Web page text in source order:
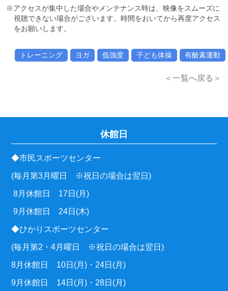
※アクセスが集中した場合やメンテナンス時は、映像をスムーズに
視聴できない場合がございます。時間をおいてから再度アクセス
をお願いします。
トレーニング ヨガ 低強度 子ども体操 有酸素運動
＜一覧へ戻る＞
休館日
◆市民スポーツセンター
(毎月第3月曜日 ※祝日の場合は翌日)
8月休館日 17日(月)
9月休館日 24日(木)
◆ひかりスポーツセンター
(毎月第2・4月曜日 ※祝日の場合は翌日)
8月休館日 10日(月)・24日(月)
9月休館日 14日(月)・28日(月)